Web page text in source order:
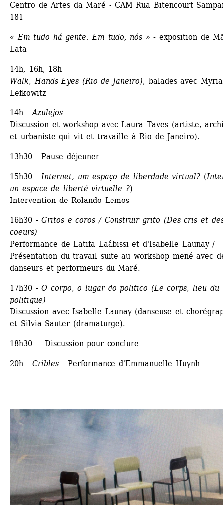
Centro de Artes da Maré - CAM Rua Bitencourt
181
« Em tudo há gente. Em tudo, nós » - exposition de
Lata
14h, 16h, 18h
Walk, Hands Eyes (Rio de Janeiro), balades avec
Lefkowitz
14h - Azulejos
Discussion et workshop avec Laura Taves (artiste,
et urbaniste qui vit et travaille à Rio de Janeiro).
13h30 - Pause déjeuner
15h30 - Internet, um espaço de liberdade virtual? (
un espace de liberté virtuelle ?)
Intervention de Rolando Lemos
16h30 - Gritos e coros / Construir grito (Des cris et
coeurs)
Performance de Latifa Laâbissi et d'Isabelle Launay /
Présentation du travail suite au workshop mené avec
danseurs et performeurs du Maré.
17h30 - O corpo, o lugar do politico (Le corps, lieu du
politique)
Discussion avec Isabelle Launay (danseuse et
et Silvia Sauter (dramaturge).
18h30 - Discussion pour conclure
20h - Cribles - Performance d'Emmanuelle Huynh